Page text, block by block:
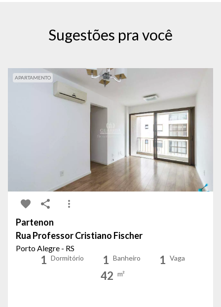
Sugestões pra você
APARTAMENTO
Partenon
Rua Professor Cristiano Fischer
Porto Alegre - RS
1 Dormitório 1 Banheiro 1 Vaga
42 m²